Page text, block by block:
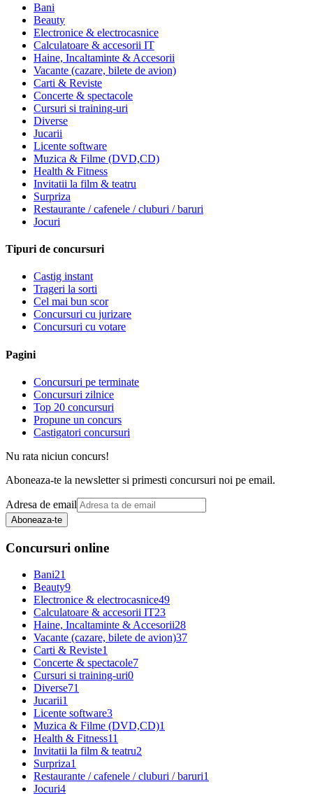
Bani
Beauty
Electronice & electrocasnice
Calculatoare & accesorii IT
Haine, Incaltaminte & Accesorii
Vacante (cazare, bilete de avion)
Carti & Reviste
Concerte & spectacole
Cursuri si training-uri
Diverse
Jucarii
Licente software
Muzica & Filme (DVD,CD)
Health & Fitness
Invitatii la film & teatru
Surpriza
Restaurante / cafenele / cluburi / baruri
Jocuri
Tipuri de concursuri
Castig instant
Trageri la sorti
Cel mai bun scor
Concursuri cu jurizare
Concursuri cu votare
Pagini
Concursuri pe terminate
Concursuri zilnice
Top 20 concursuri
Propune un concurs
Castigatori concursuri
Nu rata niciun concurs!
Aboneaza-te la newsletter si primesti concursuri noi pe email.
Adresa de email
Aboneaza-te
Concursuri online
Bani21
Beauty9
Electronice & electrocasnice49
Calculatoare & accesorii IT23
Haine, Incaltaminte & Accesorii28
Vacante (cazare, bilete de avion)37
Carti & Reviste1
Concerte & spectacole7
Cursuri si training-uri0
Diverse71
Jucarii1
Licente software3
Muzica & Filme (DVD,CD)1
Health & Fitness11
Invitatii la film & teatru2
Surpriza1
Restaurante / cafenele / cluburi / baruri1
Jocuri4